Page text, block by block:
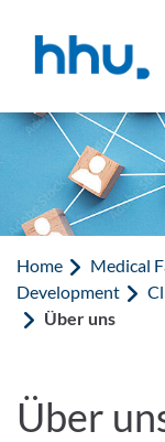
Home Medical
Development
Über uns
Über